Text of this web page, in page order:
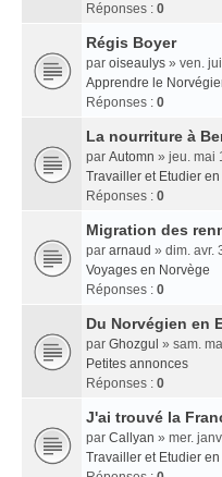
Réponses : 0
Régis Boyer
par oiseaulys » ven.
Apprendre le
Réponses : 0
La nourriture à
par Automn » jeu. mai
Travailler et Etudier
Réponses : 0
Migration des
par arnaud » dim. avr.
Voyages en Norvège
Réponses : 0
Du Norvégien en
par Ghozgul » sam.
Petites annonces
Réponses : 0
J'ai trouvé la
par Callyan » mer.
Travailler et Etudier